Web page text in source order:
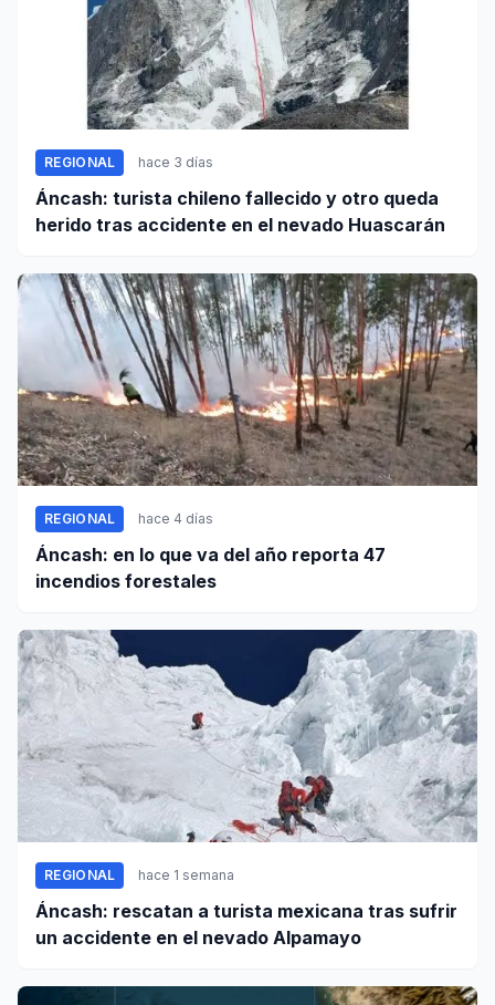
REGIONAL hace 3 días
Áncash: turista chileno fallecido y otro queda
herido tras accidente en el nevado Huascarán
REGIONAL hace 4 días
Áncash: en lo que va del año reporta 47
incendios forestales
REGIONAL hace 1 semana
Áncash: rescatan a turista mexicana tras sufrir
un accidente en el nevado Alpamayo